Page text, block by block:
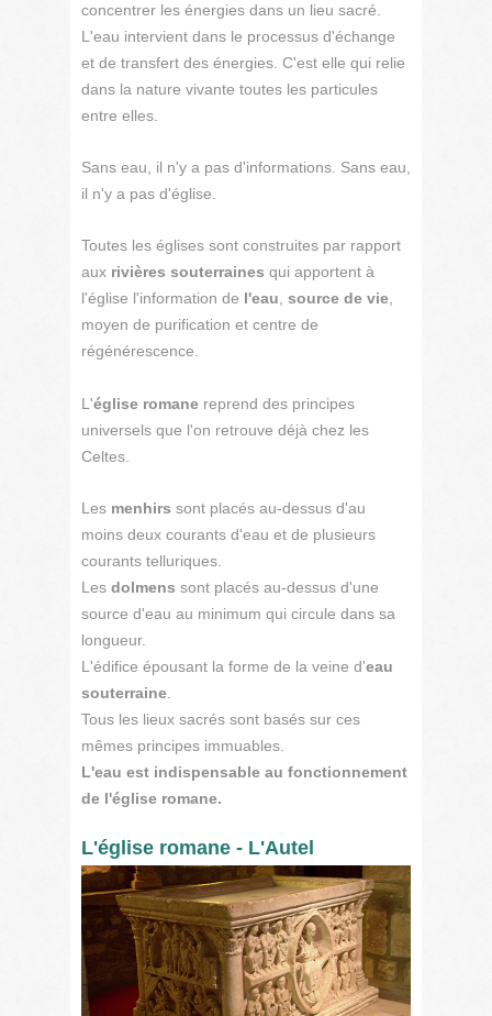
concentrer les énergies dans un lieu sacré.
L'eau intervient dans le processus d'échange
et de transfert des énergies. C'est elle qui relie
dans la nature vivante toutes les particules
entre elles.
Sans eau, il n'y a pas d'informations. Sans eau,
il n'y a pas d'église.
Toutes les églises sont construites par rapport
aux rivières souterraines qui apportent à
l'église l'information de l'eau source de vie
moyen de purification et centre de
régénérescence.
L'église romane reprend des principes
universels que l'on retrouve déjà chez les
Celtes.
Les menhirs sont placés au-dessus d'au
moins deux courants d'eau et de plusieurs
courants telluriques.
Les dolmens sont placés au-dessus d'une
source d'eau au minimum qui circule dans sa
longueur.
L'édifice épousant la forme de la veine d'eau
souterraine
Tous les lieux sacrés sont basés sur ces
mêmes principes immuables.
L'eau est indispensable au fonctionnement
de l'église romane.
L'église romane - L'Autel